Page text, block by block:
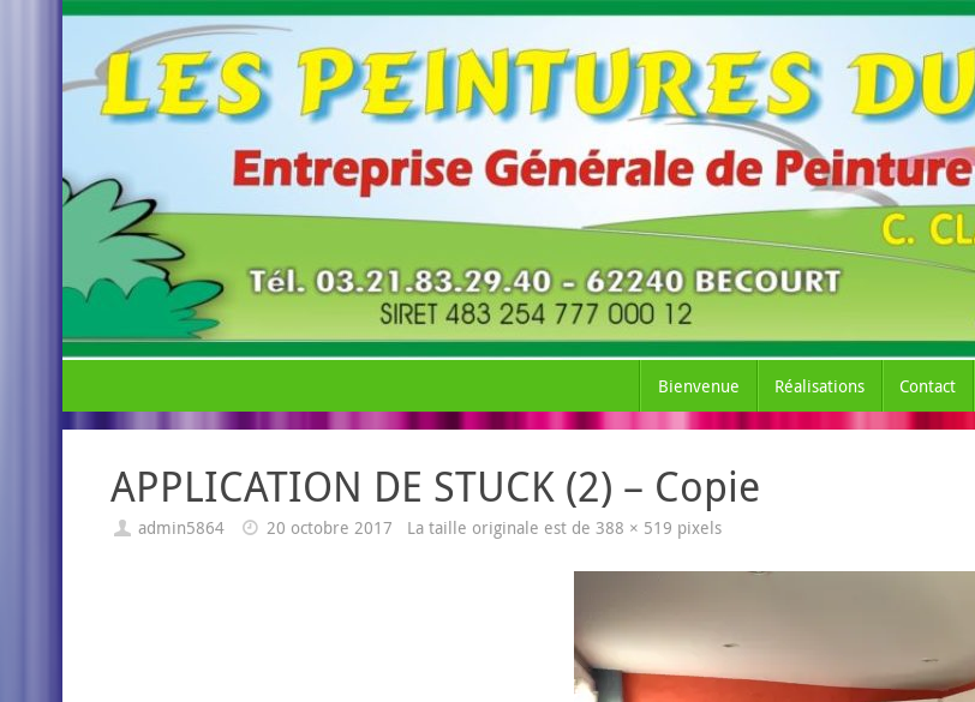
Bienvenue Réalisations Contact
APPLICATION DE STUCK (2) – Copie
admin5864 20 octobre 2017 La taille originale est de388 × 519 pixels